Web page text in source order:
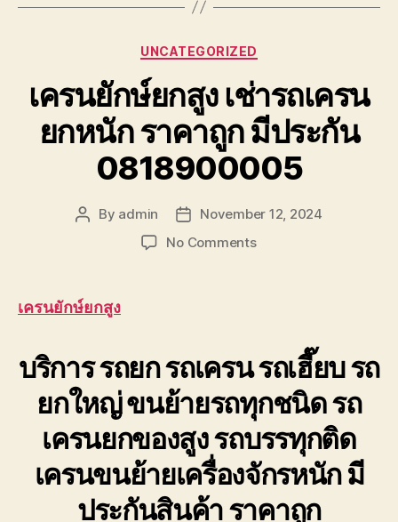
Categories
UNCATEGORIZED
เครนยักษ์ยกสูง เช่ารถเครน
ยกหนัก ราคาถูก มีประกัน
0818900005
Post
By admin
Post
date
November 12, 2024
No Commentson
รถ
เครน
ยก
หนัก
ราคา
ถูก
มี
0818900005
เครนยักษ์ยกสูง
บริการ รถยก รถเครน รถเฮี๊ยบ รถ
ยกใหญ่ ขนย้ายรถทุกชนิด รถ
เครนยกของสูง รถบรรทุกติด
เครนขนย้ายเครื่องจักรหนัก มี
ประกันสินค้า ราคาถูก